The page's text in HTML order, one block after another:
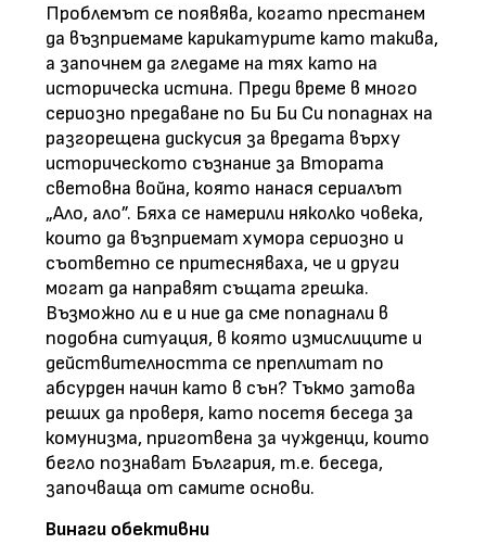
Проблемът се появява, когато престанем
да възприемаме карикатурите като такива,
а започнем да гледаме на тях като на
историческа истина. Преди време в много
сериозно предаване по Би Би Си попаднах на
разгорещена дискусия за вредата върху
историческото съзнание за Втората
световна война, която нанася сериалът
„Ало, ало”. Бяха се намерили няколко човека,
които да възприемат хумора сериозно и
съответно се притесняваха, че и други
могат да направят същата грешка.
Възможно ли е и ние да сме попаднали в
подобна ситуация, в която измислиците и
действителността се преплитат по
абсурден начин като в сън? Тъкмо затова
реших да проверя, като посетя беседа за
комунизма, приготвена за чужденци, които
бегло познават България, т.е. беседа,
започваща от самите основи.
Винаги обективни